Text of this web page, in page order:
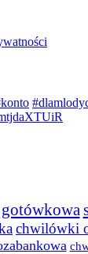
chwilówki